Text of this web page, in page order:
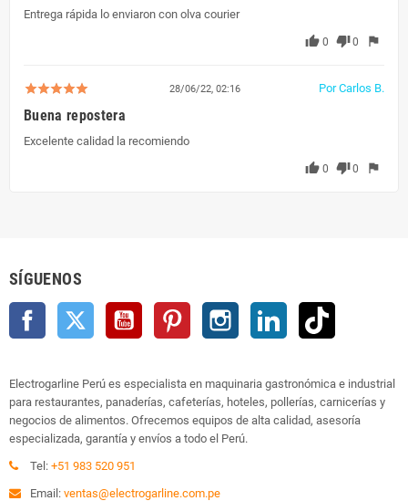
Entrega rápida lo enviaron con olva courier
thumb_up 0 thumb_down0 flag
28/06/22, 02:16 Por Carlos B.
Buena repostera
Excelente calidad la recomiendo
thumb_up 0 thumb_down0 flag
SÍGUENOS
Facebook Twitter YouTube Pinterest Instagram LinkedIn
Electrogarline Perú es especialista en maquinaria gastronómica e industrial
para restaurantes, panaderías, cafeterías, hoteles, pollerías, carnicerías y
negocios de alimentos. Ofrecemos equipos de alta calidad, asesoría
especializada, garantía y envíos a todo el Perú.
Tel: +51 983 520 951
Email: ventas@electrogarline.com.pe